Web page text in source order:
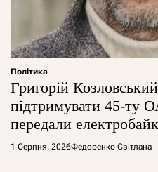
Політика
Григорій
підтримувати 45-ту
передали
1 Серпня, 2026Федоренко Світлана